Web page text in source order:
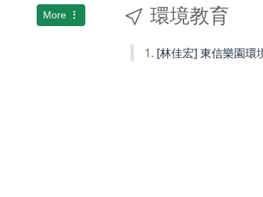
More 環境教育
[林佳宏] 東信樂園環